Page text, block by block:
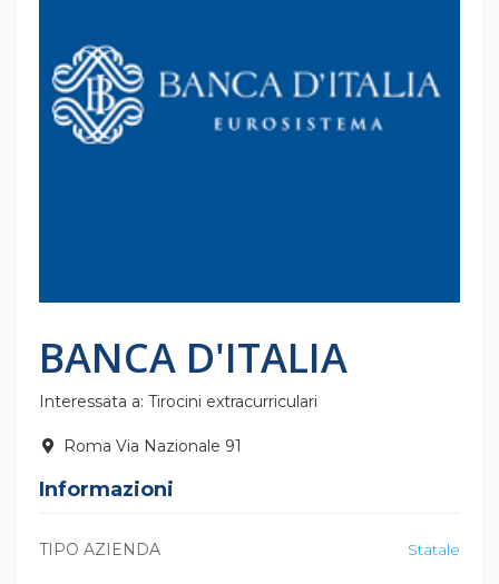
BANCA D'ITALIA
Interessata a: Tirocini extracurriculari
Roma Via Nazionale 91
Informazioni
TIPO AZIENDA Statale